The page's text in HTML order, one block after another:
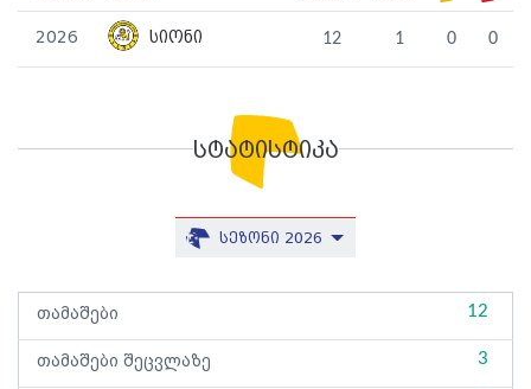
2026 სიონი 12 1 0 0
სტატისტიკა
სეზონი 2026
თამაშები 12
თამაშები შეცვლაზე 3